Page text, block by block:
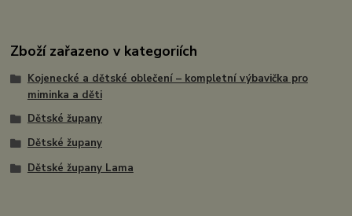
Zboží zařazeno v kategoriích
Kojenecké a dětské oblečení – kompletní výbavička pro
miminka a děti
Dětské župany
Dětské župany
Dětské župany Lama